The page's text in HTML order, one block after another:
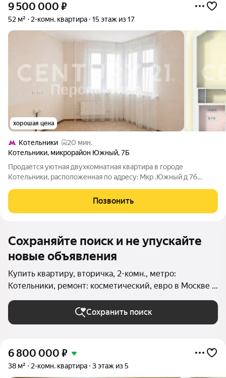
9 500 000 ₽
52 м² 2-комн. квартира 15 этаж из 17
хорошая цена
Котельники
20 мин.
Котельники, микрорайон Южный,7Б
Продается уютная двухкомнатная квартира в городе
Котельники, расположенная по адресу: Мкр .Южный д 7б
СТОИМОСТЬ В ДОГОВОРЕ! ОДИН СОБСТВЕННИК! НИКТО НЕ
ПРОПИСАН Квартира находится на 15 этаже в доме серии П
Позвонить
Сохраняйте поиск и не упускайте
новые объявления
Купить квартиру, вторичка, 2-комн., метро:
Котельники, ремонт: косметический, евро в Москве и
МО
Сохранить поиск
6 800 000 ₽
38 м² 2-комн. квартира 3 этаж из 5